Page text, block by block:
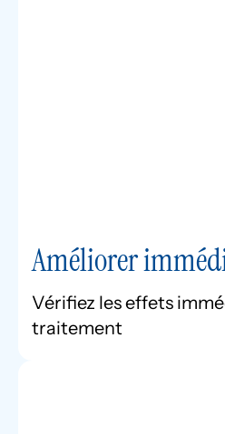
Améliorer
Vérifiez les effets
traitement